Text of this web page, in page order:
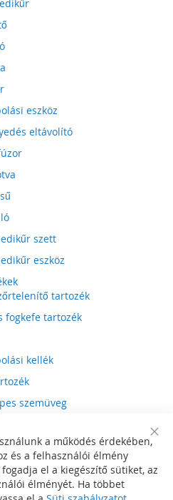
eszköz
eltávolító
szett
eszköz
tartozék
fogkefe tartozék
kellék
szemüveg
lejátszó
Bar
a működés érdekében,
és a felhasználói élmény
el a kiegészítő sütiket, az
élményét. Ha többet